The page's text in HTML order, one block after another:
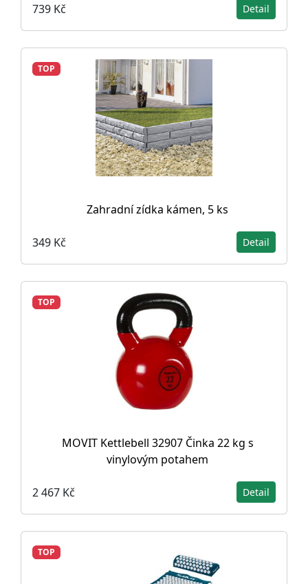
739 Kč Detail
TOP
Zahradní zídka kámen, 5 ks
349 Kč Detail
TOP
MOVIT Kettlebell 32907 Činka 22 kg s
vinylovým potahem
2 467 Kč Detail
TOP